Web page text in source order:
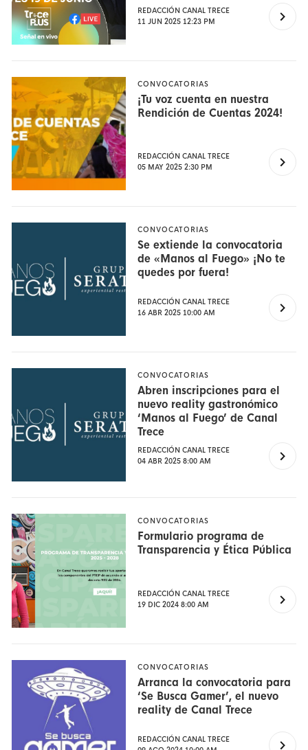
REDACCIÓN CANAL TRECE
11 JUN 2025 12:23 PM
CONVOCATORIAS
¡Tu voz cuenta en nuestra
Rendición de Cuentas 2024!
REDACCIÓN CANAL TRECE
05 MAY 2025 2:30 PM
CONVOCATORIAS
Se extiende la convocatoria
de «Manos al Fuego» ¡No te
quedes por fuera!
REDACCIÓN CANAL TRECE
16 ABR 2025 10:00 AM
CONVOCATORIAS
Abren inscripciones para el
nuevo reality gastronómico
‘Manos al Fuego’ de Canal
Trece
REDACCIÓN CANAL TRECE
04 ABR 2025 8:00 AM
CONVOCATORIAS
Formulario programa de
Transparencia y Ética Pública
REDACCIÓN CANAL TRECE
19 DIC 2024 8:00 AM
CONVOCATORIAS
Arranca la convocatoria para
‘Se Busca Gamer’, el nuevo
reality de Canal Trece
REDACCIÓN CANAL TRECE